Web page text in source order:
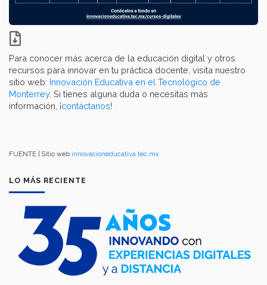
Para conocer más acerca de la educación digital y otros
recursos para innovar en tu práctica docente, visita nuestro
sitio web: Innovación Educativa en el Tecnológico de
Monterrey. Si tienes alguna duda o necesitas más
información, ¡contáctanos!
FUENTE | Sitio web innovacioneducativa.tec.mx
LO MÁS RECIENTE